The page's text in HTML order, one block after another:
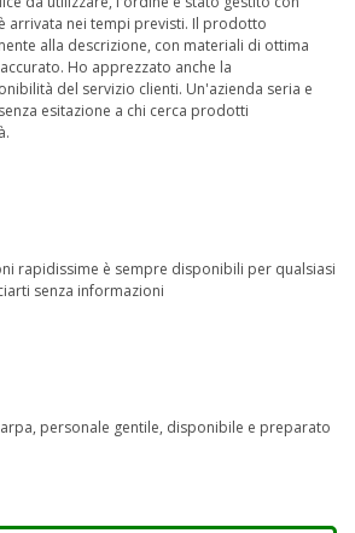
arrivata nei tempi previsti. Il prodotto
alla descrizione, con materiali di ottima
Ho apprezzato anche la
del servizio clienti. Un'azienda seria e
esitazione a chi cerca prodotti
rapidissime è sempre disponibili per qualsiasi
senza informazioni
personale gentile, disponibile e preparato